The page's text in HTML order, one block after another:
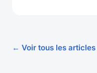
← Voir tous les